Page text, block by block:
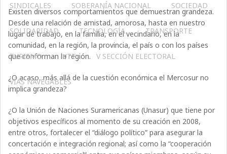
SINDICALES SOBERANÍA NACIONAL SOCIEDAD
SOLIDARIDAD TECNOLOGÍA TRANSPORTE
TURISMO UTT V SECCIÓN ELECTORAL
VÍAS NAVEGABLES
Existen diversos comportamientos que demuestran grandeza.
Desde una relación de amistad, amorosa, hasta en nuestro
lugar de trabajo, en la familia, en el vecindario, en la
comunidad, en la región, la provincia, el país o con los países
que conforman la región.
¿O acaso, más allá de la cuestión económica el Mercosur no
implica grandeza?
¿O la Unión de Naciones Suramericanas (Unasur) que tiene por
objetivos específicos al momento de su creación en 2008,
entre otros, fortalecer el “diálogo político” para asegurar la
concertación e integración regional; así como la “cooperación